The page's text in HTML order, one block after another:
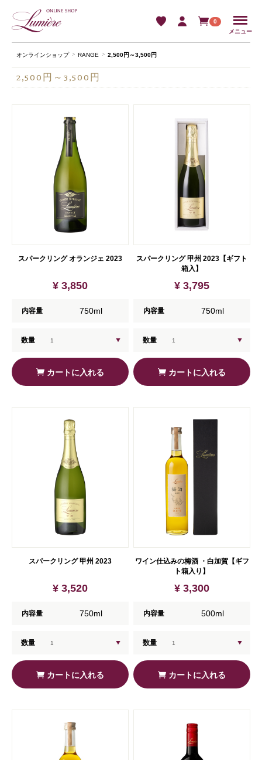
0
メニュー
オンラインショップ RANGE 2,500円～3,500円
2,500円～3,500円
スパークリング オランジェ 2023
¥ 3,850
内容量 750ml
数量
カートに入れる
スパークリング 甲州 2023【ギフト
箱入】
¥ 3,795
内容量 750ml
数量
カートに入れる
スパークリング 甲州 2023
¥ 3,520
内容量 750ml
数量
カートに入れる
ワイン仕込みの梅酒 ・白加賀【ギフ
ト箱入り】
¥ 3,300
内容量 500ml
数量
カートに入れる